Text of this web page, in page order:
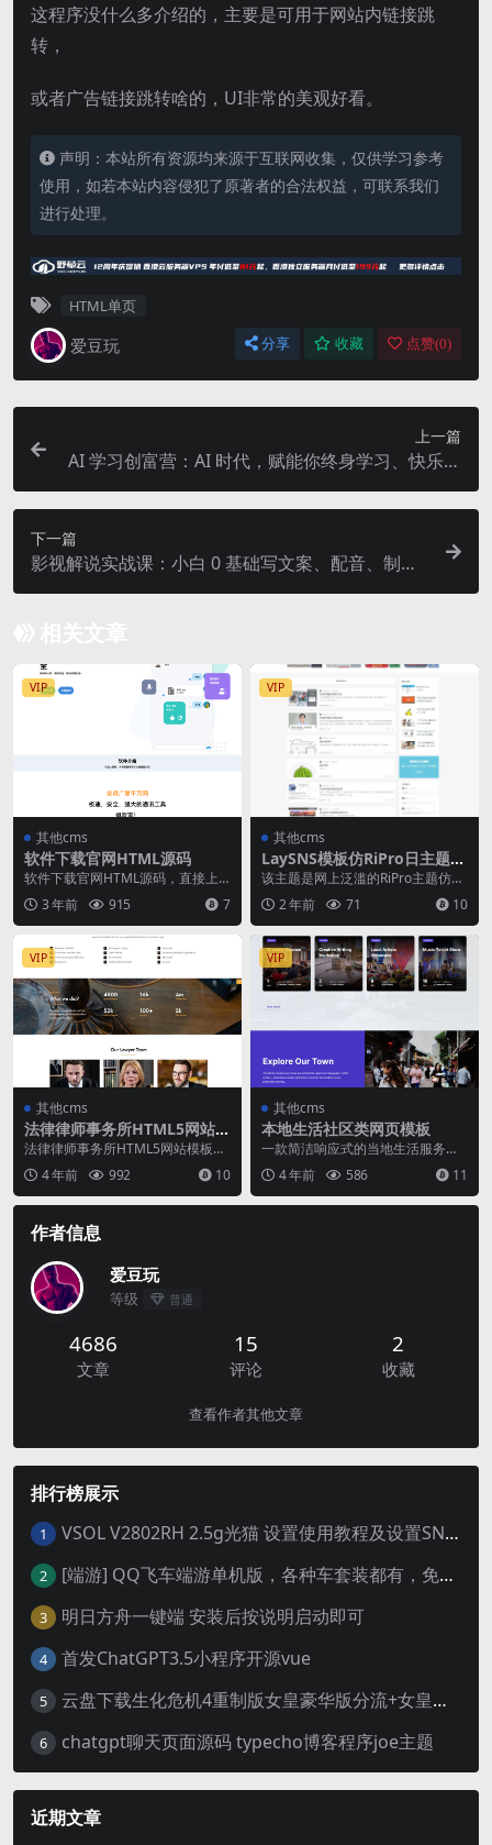
这程序没什么多介绍的，主要是可用于网站内链接跳
转，
或者广告链接跳转啥的，UI非常的美观好看。
声明：本站所有资源均来源于互联网收集，仅供学习参考
使用，如若本站内容侵犯了原著者的合法权益，可联系我们
进行处理。
HTML单页
爱豆玩 分享 收藏 点赞(0)
上一篇
AI 学习创富营：AI 时代，赋能你终身学习、快乐赚
钱、自动创富
下一篇
影视解说实战课：小白 0 基础写文案、配音、制作
全流程，一部手机做影视解说
VIP
其他cms
软件下载官网HTML源码
软件下载官网HTML源码，直接上
传到服务器解压缩即可访问,或者用
本地浏览器打开访...
3 年前 915 7
VIP
其他cms
LaySNS模板仿RiPro日主题素
材源码资源下载响应式CMS模
板
该主题是网上泛滥的RiPro主题仿制
而成的laysns模板，原主题是很强
大的， ...
2 年前 71 10
VIP
其他cms
法律律师事务所HTML5网站模
板
法律律师事务所HTML5网站模板是
一款适合从事法律咨询服务的HTM
L5律师事务所...
4 年前 992 10
VIP
其他cms
本地生活社区类网页模板
一款简洁响应式的当地生活服务介
绍，政府社区服务网站模板html下
载。 ...
4 年前 586 11
作者信息
爱豆玩
等级 普通
4686
文章
15
评论
2
收藏
查看作者其他文章
排行榜展示
1 VSOL V2802RH 2.5g光猫 设置使用教程及设置SN教程-附带稳定固件使用手册等
2 [端游] QQ飞车端游单机版，各种车套装都有，免虚拟机
3 明日方舟一键端 安装后按说明启动即可
4 首发ChatGPT3.5小程序开源vue
5 云盘下载生化危机4重制版女皇豪华版分流+女皇学习补丁+修改器 解压即玩【阿里云盘】
6 chatgpt聊天页面源码 typecho博客程序joe主题
近期文章